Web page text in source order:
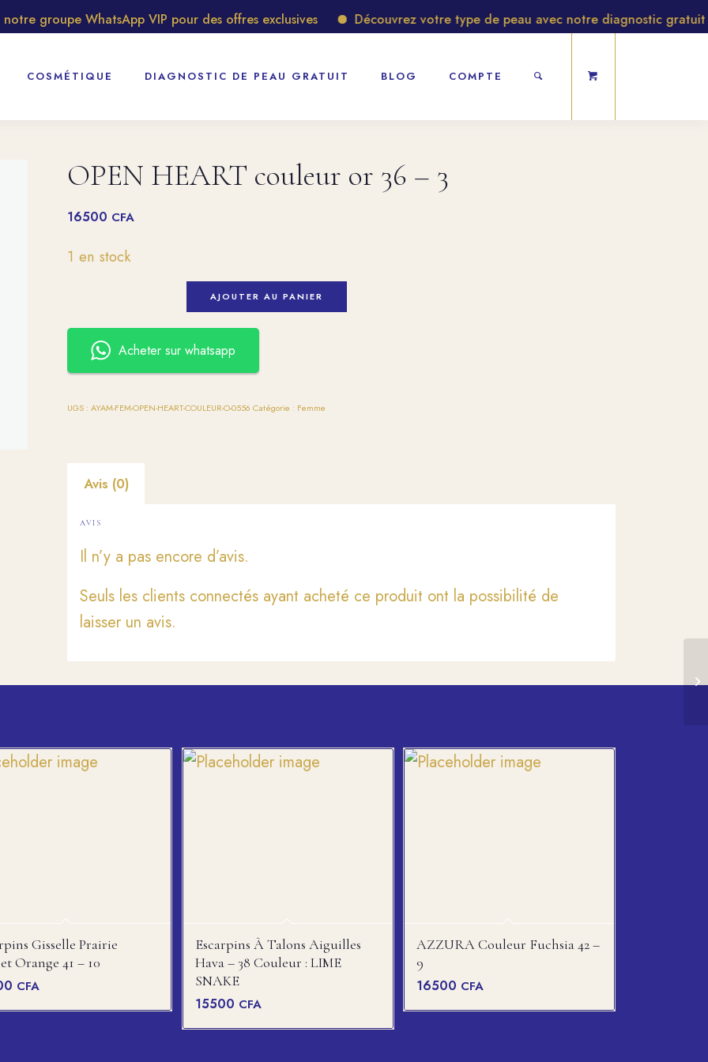
groupe WhatsApp VIP pour des offres exclusives Découvrez votre type de peau avec notre diagnostic gratuit
COSMÉTIQUE DIAGNOSTIC DE PEAU GRATUIT BLOG COMPTE
OPEN HEART couleur or 36 – 3
16500 CFA
1 en stock
AJOUTER AU PANIER
Acheter sur whatsapp
UGS :AYAM-FEM-OPEN-HEART-COULEUR-O-0556 Catégorie : Femme
Avis (0)
AVIS
Il n’y a pas encore d’avis.
Seuls les clients connectés ayant acheté ce produit ont la possibilité de
laisser un avis.
Gisselle Prairie
Orange 41 – 10
CFA
Escarpins À Talons Aiguilles
Hava – 38 Couleur : LIME
SNAKE
15500 CFA
AZZURA Couleur Fuchsia 42 –
9
16500 CFA